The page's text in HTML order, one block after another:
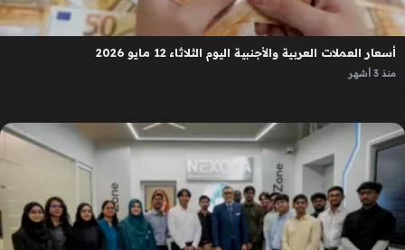
أسعار العملات العربية والأجنبية اليوم الثلاثاء 12 مايو 2026
منذ 3 أشهر